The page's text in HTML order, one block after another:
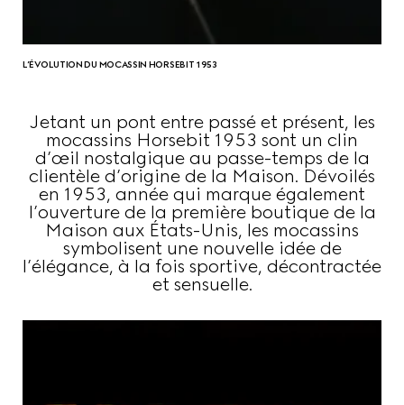
L’ÉVOLUTION DU MOCASSIN HORSEBIT 1953
Jetant un pont entre passé et présent, les
mocassins Horsebit 1953 sont un clin
d’œil nostalgique au passe-temps de la
clientèle d’origine de la Maison. Dévoilés
en 1953, année qui marque également
l’ouverture de la première boutique de la
Maison aux États-Unis, les mocassins
symbolisent une nouvelle idée de
l’élégance, à la fois sportive, décontractée
et sensuelle.